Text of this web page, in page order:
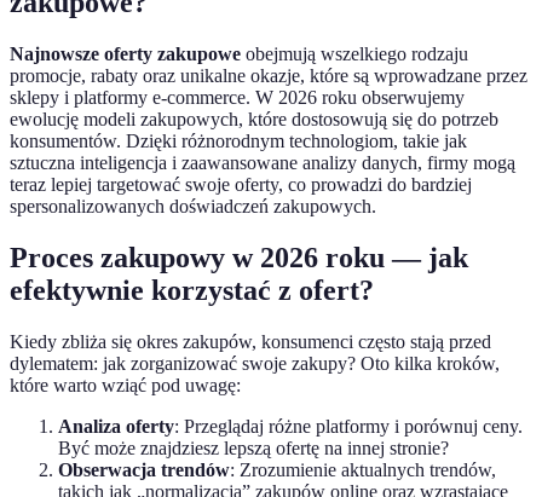
Najnowsze oferty zakupowe obejmują wszelkiego rodzaju
promocje, rabaty oraz unikalne okazje, które są wprowadzane przez
sklepy i platformy e-commerce. W 2026 roku obserwujemy
ewolucję modeli zakupowych, które dostosowują się do potrzeb
konsumentów. Dzięki różnorodnym technologiom, takie jak
sztuczna inteligencja i zaawansowane analizy danych, firmy mogą
teraz lepiej targetować swoje oferty, co prowadzi do bardziej
spersonalizowanych doświadczeń zakupowych.
Proces zakupowy w 2026 roku — jak
efektywnie korzystać z ofert?
Kiedy zbliża się okres zakupów, konsumenci często stają przed
dylematem: jak zorganizować swoje zakupy? Oto kilka kroków,
które warto wziąć pod uwagę:
Analiza oferty: Przeglądaj różne platformy i porównuj ceny.
Być może znajdziesz lepszą ofertę na innej stronie?
Obserwacja trendów: Zrozumienie aktualnych trendów,
takich jak „normalizacja” zakupów online oraz wzrastające